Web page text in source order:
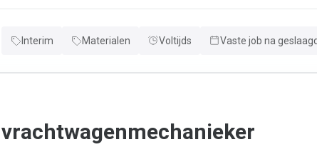
en naleven van veiligheids-, kwaliteits-, en milieuregels.
Interim Materialen Voltijds Vaste job na
vrachtwagenmechanieker